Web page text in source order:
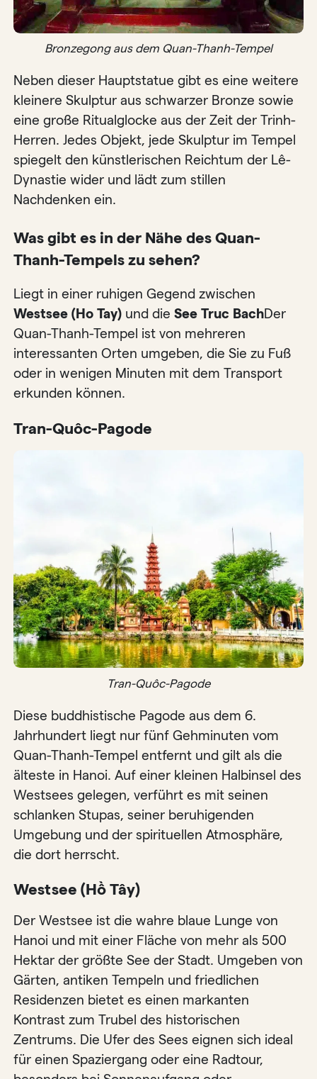
Bronzegong aus dem Quan-Thanh-Tempel
Neben dieser Hauptstatue gibt es eine weitere
kleinere Skulptur aus schwarzer Bronze sowie
eine große Ritualglocke aus der Zeit der Trinh-
Herren. Jedes Objekt, jede Skulptur im Tempel
spiegelt den künstlerischen Reichtum der Lê-
Dynastie wider und lädt zum stillen
Nachdenken ein.
Was gibt es in der Nähe des Quan-
Thanh-Tempels zu sehen?
Liegt in einer ruhigen Gegend zwischen
Westsee (Ho Tay) und dieSee Truc BachDer
Quan-Thanh-Tempel ist von mehreren
interessanten Orten umgeben, die Sie zu Fuß
oder in wenigen Minuten mit dem Transport
erkunden können.
Tran-Quôc-Pagode
Tran-Quôc-Pagode
Diese buddhistische Pagode aus dem 6.
Jahrhundert liegt nur fünf Gehminuten vom
Quan-Thanh-Tempel entfernt und gilt als die
älteste in Hanoi. Auf einer kleinen Halbinsel des
Westsees gelegen, verführt es mit seinen
schlanken Stupas, seiner beruhigenden
Umgebung und der spirituellen Atmosphäre,
die dort herrscht.
Westsee (Hồ Tây)
Der Westsee ist die wahre blaue Lunge von
Hanoi und mit einer Fläche von mehr als 500
Hektar der größte See der Stadt. Umgeben von
Gärten, antiken Tempeln und friedlichen
Residenzen bietet es einen markanten
Kontrast zum Trubel des historischen
Zentrums. Die Ufer des Sees eignen sich ideal
für einen Spaziergang oder eine Radtour,